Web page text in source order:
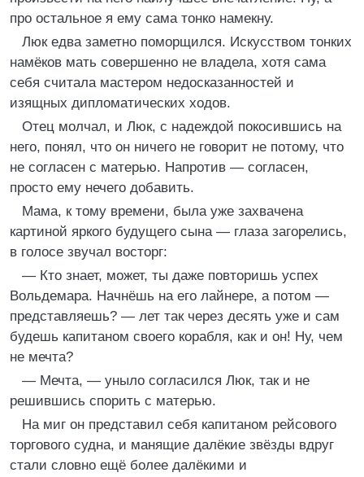
про остальное я ему сама тонко намекну.
Люк едва заметно поморщился. Искусством тонких
намёков мать совершенно не владела, хотя сама
себя считала мастером недосказанностей и
изящных дипломатических ходов.
Отец молчал, и Люк, с надеждой покосившись на
него, понял, что он ничего не говорит не потому, что
не согласен с матерью. Напротив — согласен,
просто ему нечего добавить.
Мама, к тому времени, была уже захвачена
картиной яркого будущего сына — глаза загорелись,
в голосе звучал восторг:
— Кто знает, может, ты даже повторишь успех
Вольдемара. Начнёшь на его лайнере, а потом —
представляешь? — лет так через десять уже и сам
будешь капитаном своего корабля, как и он! Ну, чем
не мечта?
— Мечта, — уныло согласился Люк, так и не
решившись спорить с матерью.
На миг он представил себя капитаном рейсового
торгового судна, и манящие далёкие звёзды вдруг
стали словно ещё более далёкими и